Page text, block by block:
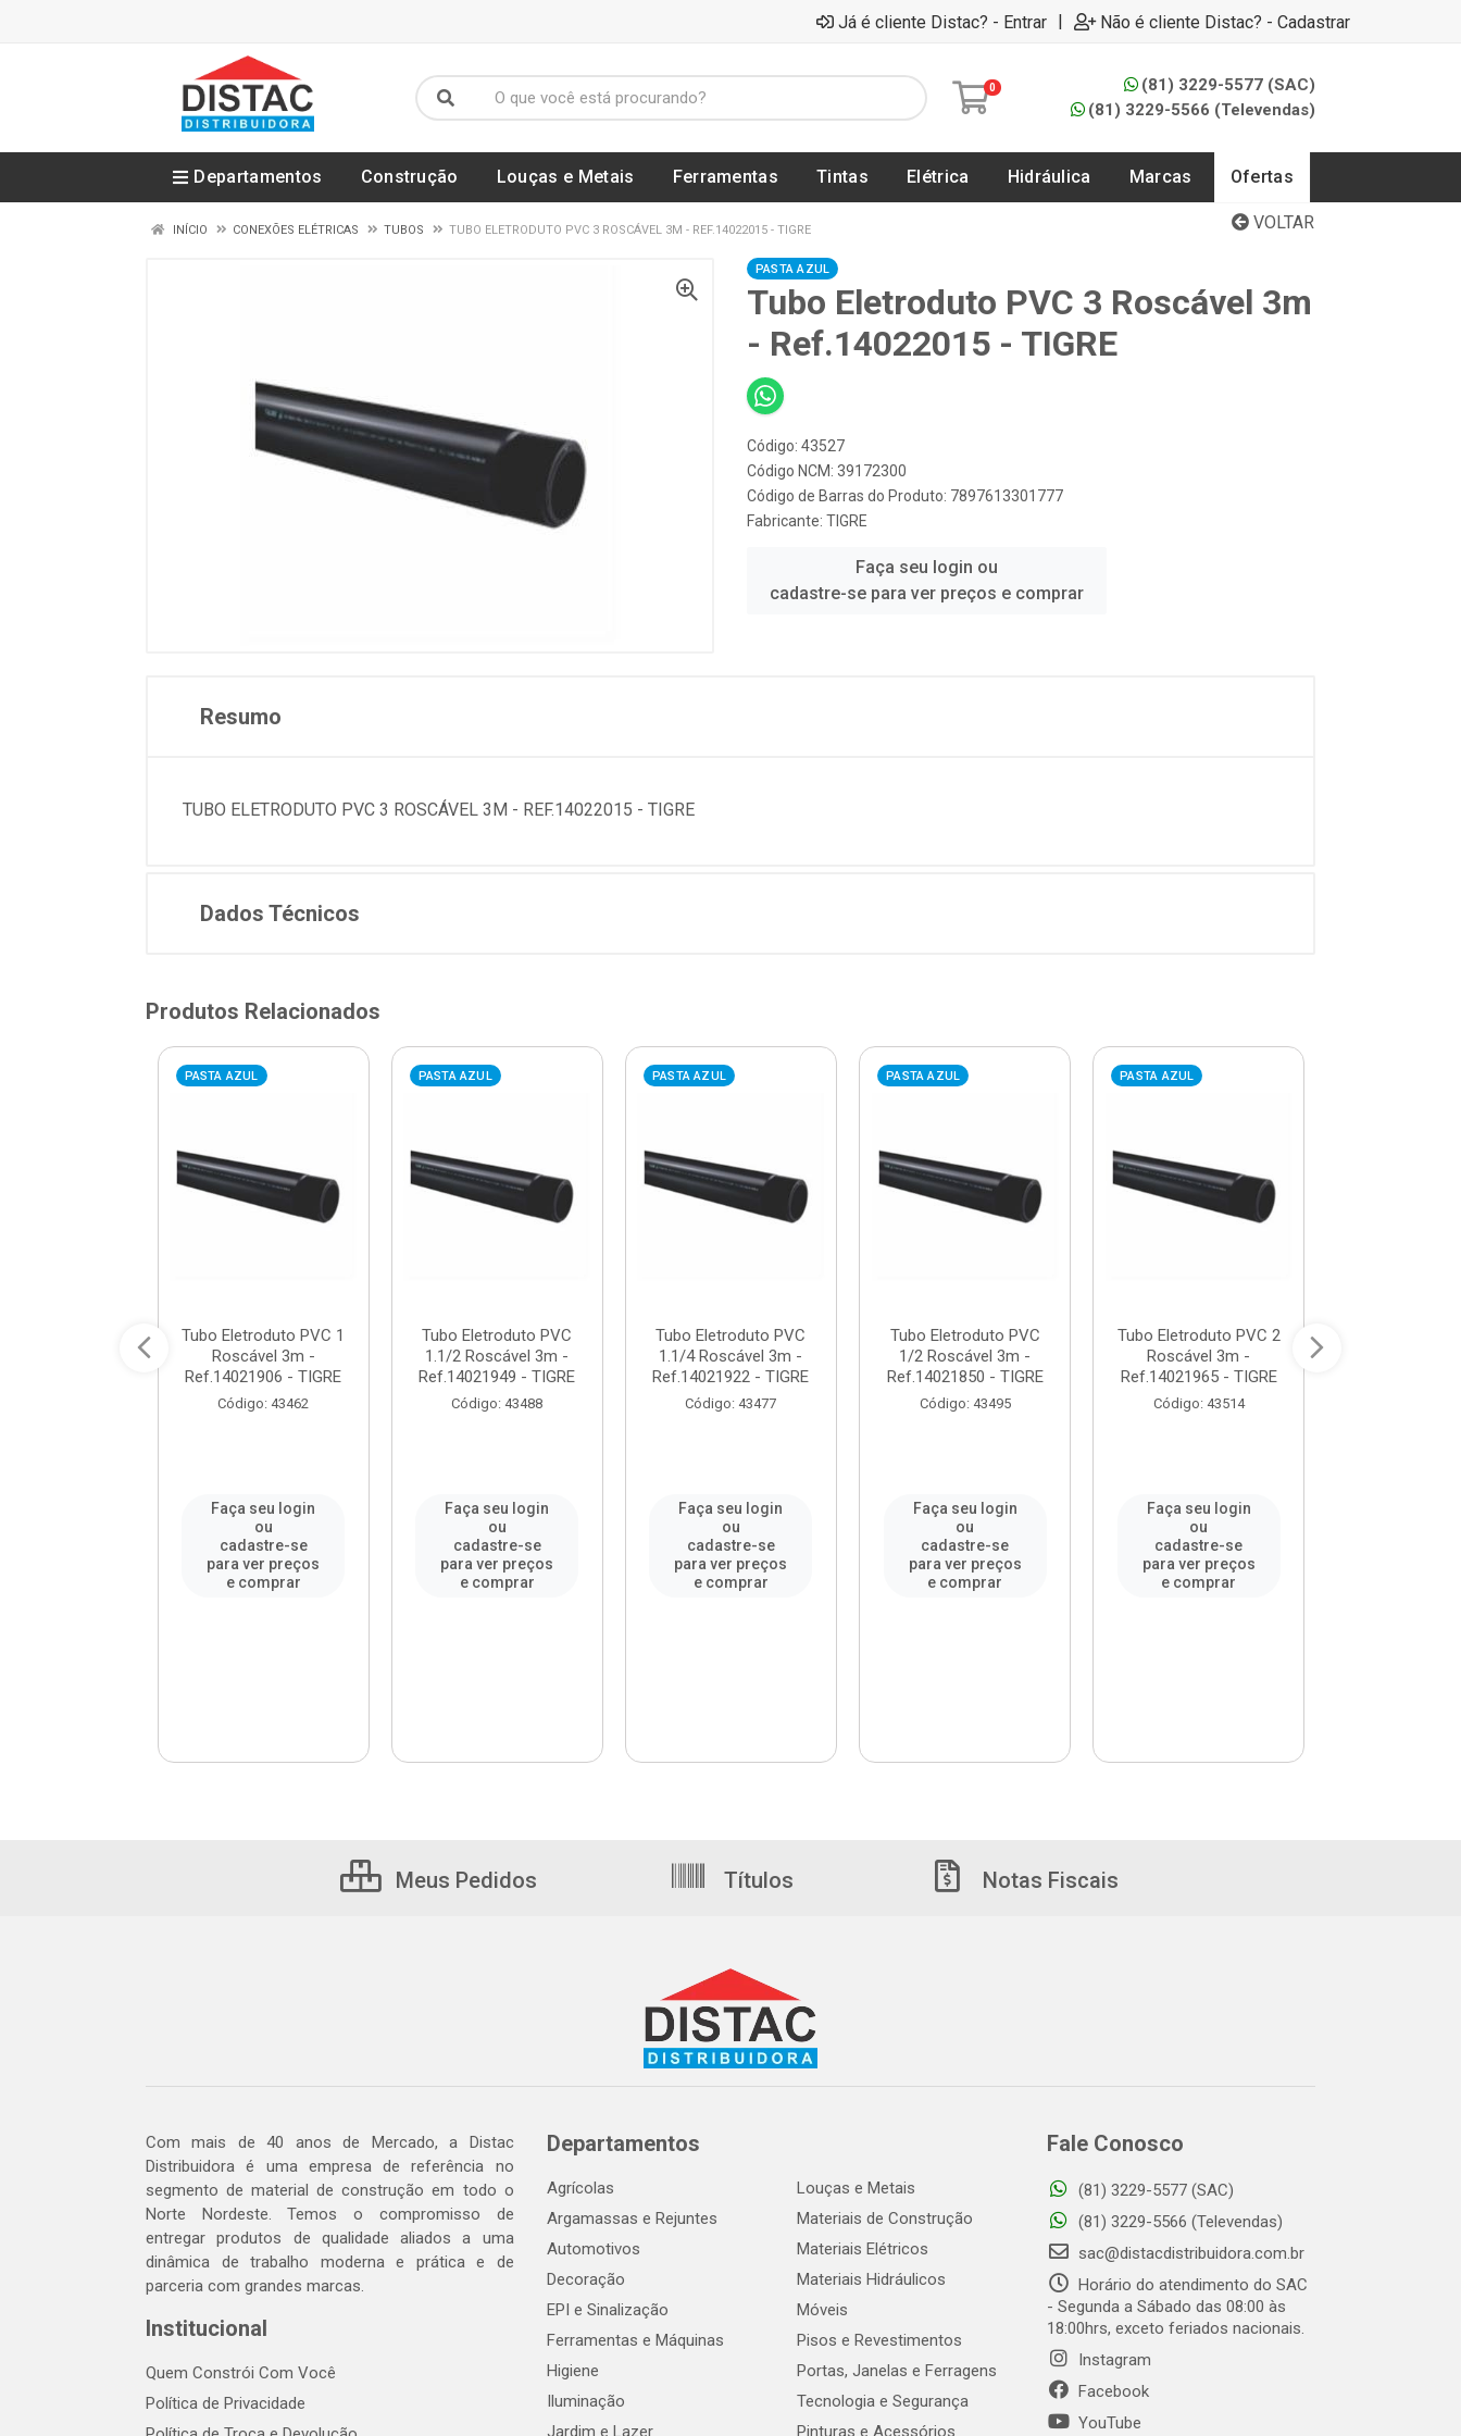
Já é cliente Distac? - Entrar | Não é cliente Distac? - Cadastrar
0
(81) 3229-5577 (SAC)
(81) 3229-5566 (Televendas)
Departamentos Construção Louças e Metais Ferramentas Tintas Elétrica Hidráulica Marcas Ofertas
VOLTAR
INÍCIO CONEXÕES ELÉTRICAS TUBOS TUBO ELETRODUTO PVC 3 ROSCÁVEL 3M - REF.14022015 - TIGRE
PASTA AZUL
Tubo Eletroduto PVC 3 Roscável 3m
- Ref.14022015 - TIGRE
Código: 43527
Código NCM: 39172300
Código de Barras do Produto: 7897613301777
Fabricante: TIGRE
Faça seu login ou
cadastre-se para ver preços e comprar
Resumo
TUBO ELETRODUTO PVC 3 ROSCÁVEL 3M - REF.14022015 - TIGRE
Dados Técnicos
Produtos Relacionados
PASTA AZUL
Tubo Eletroduto PVC 1
Roscável 3m -
Ref.14021906 - TIGRE
Código: 43462
Faça seu login
ou
cadastre-se
para ver preços
e comprar
PASTA AZUL
Tubo Eletroduto PVC
1.1/2 Roscável 3m -
Ref.14021949 - TIGRE
Código: 43488
Faça seu login
ou
cadastre-se
para ver preços
e comprar
PASTA AZUL
Tubo Eletroduto PVC
1.1/4 Roscável 3m -
Ref.14021922 - TIGRE
Código: 43477
Faça seu login
ou
cadastre-se
para ver preços
e comprar
PASTA AZUL
Tubo Eletroduto PVC
1/2 Roscável 3m -
Ref.14021850 - TIGRE
Código: 43495
Faça seu login
ou
cadastre-se
para ver preços
e comprar
PASTA AZUL
Tubo Eletroduto PVC 2
Roscável 3m -
Ref.14021965 - TIGRE
Código: 43514
Faça seu login
ou
cadastre-se
para ver preços
e comprar
Meus Pedidos Títulos Notas Fiscais
Com mais de 40 anos de Mercado, a Distac
Distribuidora é uma empresa de referência no
segmento de material de construção em todo o
Norte Nordeste. Temos o compromisso de
entregar produtos de qualidade aliados a uma
dinâmica de trabalho moderna e prática e de
parceria com grandes marcas.
Institucional
Quem Constrói Com Você
Política de Privacidade
Departamentos
Agrícolas
Argamassas e Rejuntes
Automotivos
Decoração
EPI e Sinalização
Ferramentas e Máquinas
Higiene
Iluminação
Jardim e Lazer
Louças e Metais
Materiais de Construção
Materiais Elétricos
Materiais Hidráulicos
Móveis
Pisos e Revestimentos
Portas, Janelas e Ferragens
Tecnologia e Segurança
Pinturas e Acessórios
Fale Conosco
(81) 3229-5577 (SAC)
(81) 3229-5566 (Televendas)
sac@distacdistribuidora.com.br
Horário do atendimento do SAC
- Segunda a Sábado das 08:00 às
18:00hrs, exceto feriados nacionais.
Instagram
Facebook
YouTube